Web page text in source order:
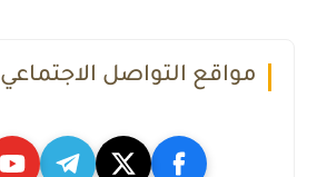
مواقع التواصل الاجتماعي